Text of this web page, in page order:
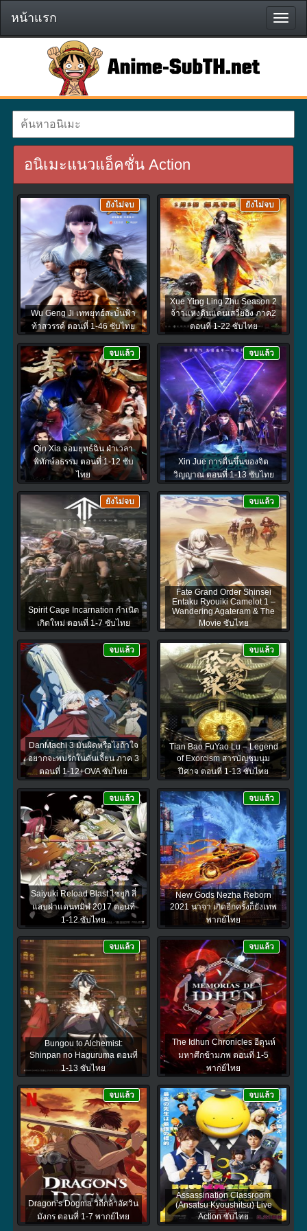
หน้า
แรก
หน้าแรก
อนิเมะแนวแอ็คชั่น Action
Wu Geng Ji เทพยุทธ์สะบั้นฟ้า
ท้าสวรรค์ ตอนที่ 1-46 ซับไทย
ยังไม่จบ
Xue Ying Ling Zhu Season 2
จ้าวแห่งดินแดนเสวี่ยอิง ภาค2
ตอนที่ 1-22 ซับไทย
ยังไม่จบ
Qin Xia จอมยุทธ์ฉิน ฝ่าเวลา
พิทักษ์อธรรม ตอนที่ 1-12 ซับ
ไทย
จบแล้ว
Xin Jue การตื่นขึ้นของจิต
วิญญาณ ตอนที่ 1-13 ซับไทย
จบแล้ว
Spirit Cage Incarnation กำเนิด
เกิดใหม่ ตอนที่ 1-7 ซับไทย
ยังไม่จบ
Fate Grand Order Shinsei
Entaku Ryouiki Camelot 1 –
Wandering Agateram & The
Movie ซับไทย
จบแล้ว
DanMachi 3 มันผิดหรือไงถ้าใจ
อยากจะพบรักในดันเจี้ยน ภาค 3
ตอนที่ 1-12+OVA ซับไทย
จบแล้ว
Tian Bao FuYao Lu – Legend
of Exorcism สารบัญชุมนุม
ปีศาจ ตอนที่ 1-13 ซับไทย
จบแล้ว
Saiyuki Reload Blast ไซยูกิ สี่
แสบฝ่าแดนทมิฬ 2017 ตอนที่
1-12 ซับไทย
จบแล้ว
New Gods Nezha Reborn
2021 นาจา เกิดอีกครั้งก็ยังเทพ
พากย์ไทย
จบแล้ว
Bungou to Alchemist:
Shinpan no Haguruma ตอนที่
1-13 ซับไทย
จบแล้ว
The Idhun Chronicles อีดุนห์
มหาศึกข้ามภพ ตอนที่ 1-5
พากย์ไทย
จบแล้ว
Dragon’s Dogma วิถีกล้าอัศวิน
มังกร ตอนที่ 1-7 พากย์ไทย
จบแล้ว
Assassination Classroom
(Ansatsu Kyoushitsu) Live
Action ซับไทย
จบแล้ว